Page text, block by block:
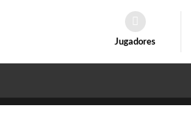
Jugadores